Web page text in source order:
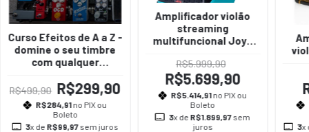
Curso Efeitos de A a Z -
domine o seu timbre
com qualquer
R$499,90 R$299,90
R$284,91no PIX ou
Boleto
3x de R$99,97sem juros
Amplificador violão
streaming
multifuncional Joyo
R$5.999,90
R$5.699,90
R$5.414,91no PIX ou
Boleto
3x de R$1.899,97sem
juros
3x